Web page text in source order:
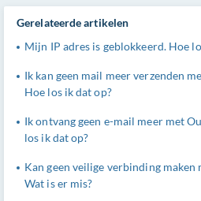
Gerelateerde artikelen
Mijn IP adres is geblokkeerd. Hoe
Ik kan geen mail meer verzenden
Hoe los ik dat op?
Ik ontvang geen e-mail meer met
los ik dat op?
Kan geen veilige verbinding
Wat is er mis?